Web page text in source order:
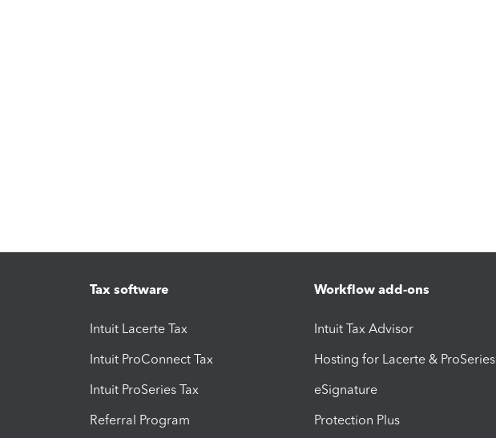
Tax software
Intuit Lacerte Tax
Intuit ProConnect Tax
Intuit ProSeries Tax
Referral Program
Workflow add-ons
Intuit Tax Advisor
Hosting for Lacerte & ProSeries
eSignature
Protection Plus